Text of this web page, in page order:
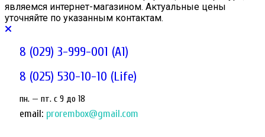
являемся интернет-магазином. Актуальные цены
уточняйте по указанным контактам.
8 (029) 3-999-001 (A1)
8 (025) 530-10-10 (Life)
пн. — пт. c 9 до 18
email: prorembox@gmail.com